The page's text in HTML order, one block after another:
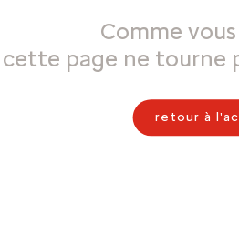
Comme
cette page ne tourne
retour à